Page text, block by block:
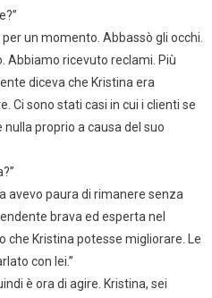
un momento. Abbassò gli occhi.
Abbiamo ricevuto reclami. Più
diceva che Kristina era
Ci sono stati casi in cui i clienti se
proprio a causa del suo
avevo paura di rimanere senza
brava ed esperta nel
che Kristina potesse migliorare. Le
con lei.”
è ora di agire. Kristina, sei